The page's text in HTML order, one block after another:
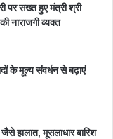
पर सख्त हुए मंत्री श्री
नाराजगी व्यक्त
के मूल्य संवर्धन से बढ़ाएं
हालात, मूसलाधार बारिश